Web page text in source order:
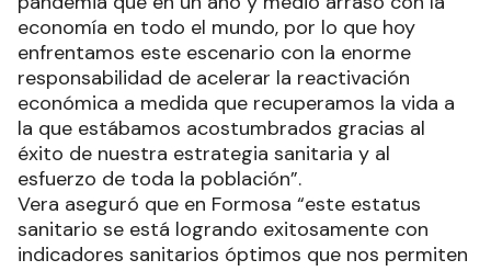
economía en todo el mundo, por lo que hoy
enfrentamos este escenario con la enorme
responsabilidad de acelerar la reactivación
económica a medida que recuperamos la vida a
la que estábamos acostumbrados gracias al
éxito de nuestra estrategia sanitaria y al
esfuerzo de toda la población”.
Vera aseguró que en Formosa “este estatus
sanitario se está logrando exitosamente con
indicadores sanitarios óptimos que nos permiten